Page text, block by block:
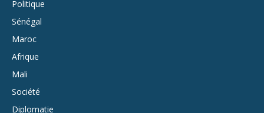
Politique
Sénégal
Maroc
Afrique
Mali
Société
Diplomatie